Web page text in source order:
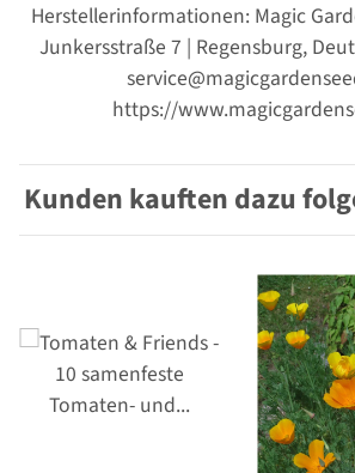
Herstellerinformationen: Magic
Junkersstraße 7 | Regensburg,
https://
Kunden kauften dazu